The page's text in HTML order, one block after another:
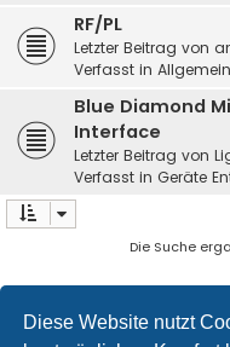
Diese Website nutzt
RF/PL
Letzter Beitrag von
Verfasst in Allgemein
Blue Diamond
Interface
Letzter Beitrag von
Verfasst in Geräte
Die Suche